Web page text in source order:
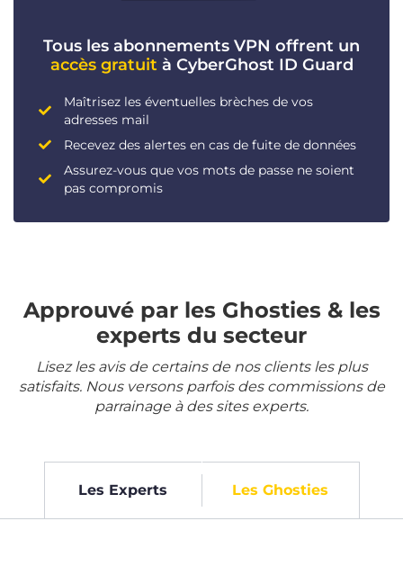
Tous les abonnements VPN offrent un
accès gratuit à CyberGhost ID Guard
Maîtrisez les éventuelles brèches de vos
adresses mail
Recevez des alertes en cas de fuite de données
Assurez-vous que vos mots de passe ne soient
pas compromis
Approuvé par les Ghosties & les
experts du secteur
Lisez les avis de certains de nos clients les plus
satisfaits. Nous versons parfois des commissions de
parrainage à des sites experts.
Les Experts Les Ghosties